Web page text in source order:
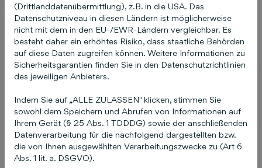
Ich habe meine
Zugangsdaten (E-Mail
und / oder Passwort) zu
COCO vergessen!
17. April 2025
(Drittlanddatenübermittlung), z.B. in die USA. Das
Datenschutzniveau in diesen Ländern ist möglicherweise
nicht mit dem in den EU-/EWR-Ländern vergleichbar. Es
besteht daher ein erhöhtes Risiko, dass staatliche Behörden
auf diese Daten zugreifen können. Weitere Informationen zu
Sicherheitsgarantien finden Sie in den Datenschutzrichtlinien
des jeweiligen Anbieters.
Indem Sie auf „ALLE ZULASSEN" klicken, stimmen Sie
sowohl dem Speichern und Abrufen von Informationen auf
Ihrem Gerät (§ 25 Abs. 1 TDDDG) sowie der anschließenden
Datenverarbeitung für die nachfolgend dargestellten bzw.
die von Ihnen ausgewählten Verarbeitungszwecke zu (Art 6
Abs. 1 lit. a. DSGVO).